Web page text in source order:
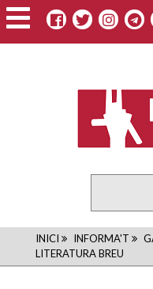
Vés
al
contingut
INICI INFORMA'T
LITERATURA BREU